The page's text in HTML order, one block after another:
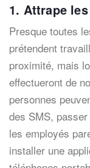
1. Attrape
Presque toutes
prétendent
proximité, mais
effectueront de
personnes
des SMS,
les employés
installer une